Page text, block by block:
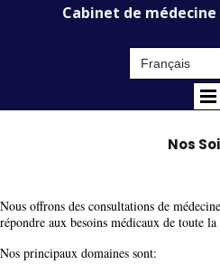
Cabinet de
Nos
Nous offrons des consultations de
répondre aux besoins médicaux de toute
Nos principaux domaines sont: